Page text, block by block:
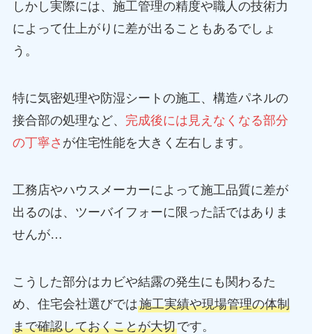
しかし実際には、施工管理の精度や職人の技術力
によって仕上がりに差が出ることもあるでしょ
う。
特に気密処理や防湿シートの施工、構造パネルの
接合部の処理など、 完成後には見えなくなる部分
の丁寧さ が住宅性能を大きく左右します。
工務店やハウスメーカーによって施工品質に差が
出るのは、ツーバイフォーに限った話ではありま
せんが…
こうした部分はカビや結露の発生にも関わるた
め、住宅会社選びでは施工実績や現場管理の体制
まで確認しておくことが大切です。